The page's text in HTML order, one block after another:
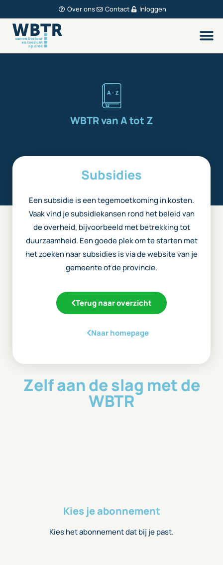
Over ons Contact Inloggen
WBTR van A tot Z
Subsidies
Een subsidie is een tegemoetkoming in kosten.
Vaak vind je subsidiekansen rond het beleid van
de overheid, bijvoorbeeld met betrekking tot
duurzaamheid. Een goede plek om te starten met
het zoeken naar subsidies is via de website van je
gemeente of de provincie.
Terug naar overzicht
Naar homepage
Zelf aan de slag met de
WBTR
Kies je abonnement
Kies het abonnement dat bij je past.